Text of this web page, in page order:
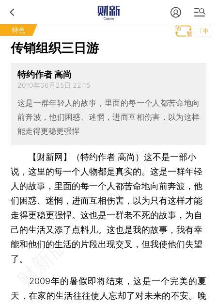
特色 T中
传销组织三日游
特约作者 高尚
2010年06月25日 22:15
这是一群年轻人的故事，里面的每一个人都苦命地向
前奔波，他们困惑、迷惘，进而互相伤害，以为这样
能走得更稳更强悍
【财新网】（特约作者 高尚）这不是一部小
说，这里的每一个人物都是真实的。这是一群年轻
人的故事，里面的每一个人都苦命地向前奔波，他
们困惑、迷惘，进而互相伤害，以为只有这样才能
走得更稳更强悍。这也是一群老不死的故事，为自
己的生活又添了点料儿。这也是我的故事，我有幸
能和他们的生活的片段出现交叉，但我使他们失望
了。
2009年的暑假即将结束，这是一个完美的夏
天，在家的生活往往使人忘却了对未来的不安。晚